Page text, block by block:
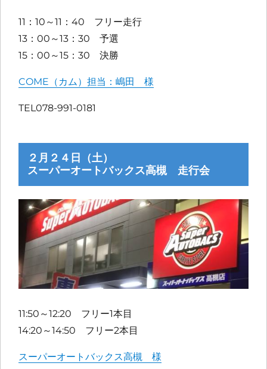
11：10～11：40 フリー走行
13：00～13：30 予選
15：00～15：30 決勝
COME（カム）担当：嶋田 様
TEL078-991-0181
２月２４日（土）
スーパーオートバックス高槻 走行会
11:50～12:20 フリー1本目
14:20～14:50 フリー2本目
スーパーオートバックス高槻 様